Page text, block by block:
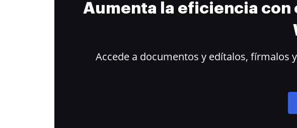
Aumenta la eficiencia con
Accede a documentos y edítalos, fírmalos